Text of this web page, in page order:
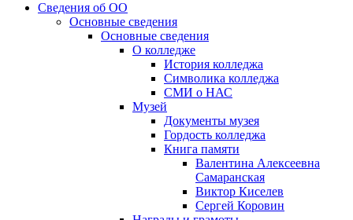
Сведения об ОО
Основные сведения
Основные сведения
О колледже
История колледжа
Символика колледжа
СМИ о НАС
Музей
Документы музея
Гордость колледжа
Книга памяти
Валентина Алексеевна
Самаранская
Виктор Киселев
Сергей Коровин